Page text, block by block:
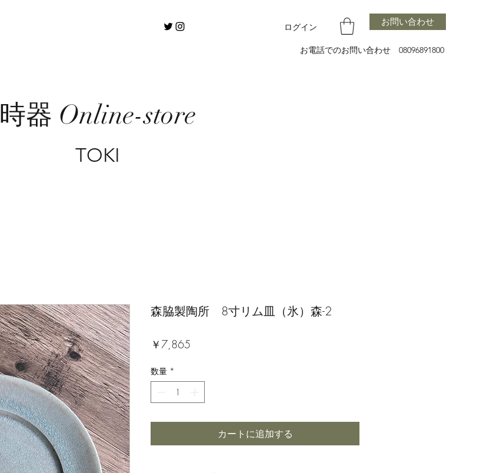
ログイン お問い合わせ
お電話でのお問い合わせ 08096891800
TOKI
時器 Online-store
森脇製陶所 8寸リム皿（氷）森-2
￥7,865
数量 *
カートに追加する